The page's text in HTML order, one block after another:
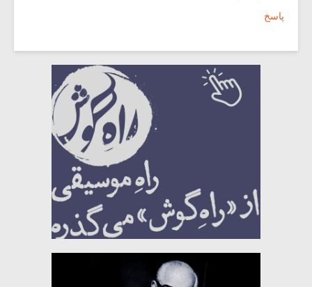
پاسخ